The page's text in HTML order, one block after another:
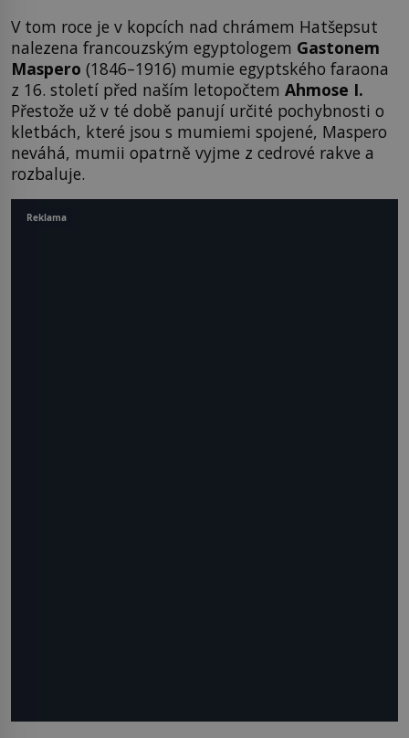
V tom roce je v kopcích nad chrámem Hatšepsut
nalezena francouzským egyptologem Gastonem
Maspero (1846–1916) mumie egyptského faraona
z 16. století před naším letopočtem Ahmose I.
Přestože už v té době panují určité pochybnosti o
kletbách, které jsou s mumiemi spojené, Maspero
neváhá, mumii opatrně vyjme z cedrové rakve a
rozbaluje.
Reklama